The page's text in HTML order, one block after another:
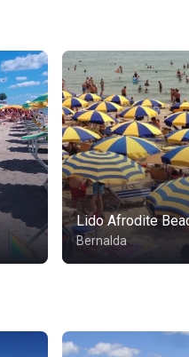
Lido Afrodite
Bernalda